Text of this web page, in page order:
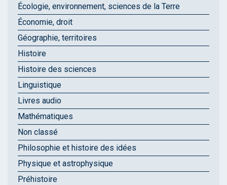
Écologie, environnement, sciences de la Terre
Économie, droit
Géographie, territoires
Histoire
Histoire des sciences
Linguistique
Livres audio
Mathématiques
Non classé
Philosophie et histoire des idées
Physique et astrophysique
Préhistoire